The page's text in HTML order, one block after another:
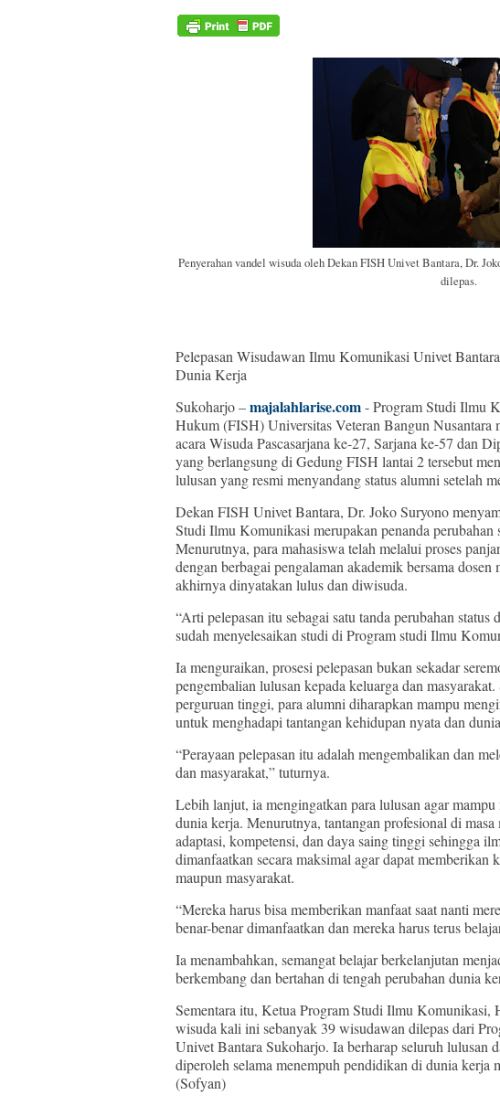
Penyerahan vandel wisuda oleh Dekan FISH Univet Bantara, Dr.
dilepas.
Pelepasan Wisudawan Ilmu Komunikasi Univet
Dunia Kerja
Sukoharjo –majalahlarise.com- Program Studi Ilmu
Hukum (FISH) Universitas Veteran Bangun Nusantara
acara Wisuda Pascasarjana ke-27, Sarjana ke-57 dan
yang berlangsung di Gedung FISH lantai 2 tersebut
lulusan yang resmi menyandang status alumni setelah
Dekan FISH Univet Bantara, Dr. Joko Suryono
Studi Ilmu Komunikasi merupakan penanda perubahan
Menurutnya, para mahasiswa telah melalui proses
dengan berbagai pengalaman akademik bersama
akhirnya dinyatakan lulus dan diwisuda.
“Arti pelepasan itu sebagai satu tanda perubahan
sudah menyelesaikan studi di Program studi Ilmu
Ia menguraikan, prosesi pelepasan bukan sekadar
pengembalian lulusan kepada keluarga dan
perguruan tinggi, para alumni diharapkan mampu
untuk menghadapi tantangan kehidupan nyata dan
“Perayaan pelepasan itu adalah mengembalikan dan
dan masyarakat,” tuturnya.
Lebih lanjut, ia mengingatkan para lulusan agar
dunia kerja. Menurutnya, tantangan profesional di
adaptasi, kompetensi, dan daya saing tinggi sehingga
dimanfaatkan secara maksimal agar dapat
maupun masyarakat.
“Mereka harus bisa memberikan manfaat saat nanti
benar-benar dimanfaatkan dan mereka harus terus
Ia menambahkan, semangat belajar berkelanjutan
berkembang dan bertahan di tengah perubahan dunia
Sementara itu, Ketua Program Studi Ilmu Komunikasi,
wisuda kali ini sebanyak 39 wisudawan dilepas dari
Univet Bantara Sukoharjo. Ia berharap seluruh lulusan
diperoleh selama menempuh pendidikan di dunia kerja
(Sofyan)